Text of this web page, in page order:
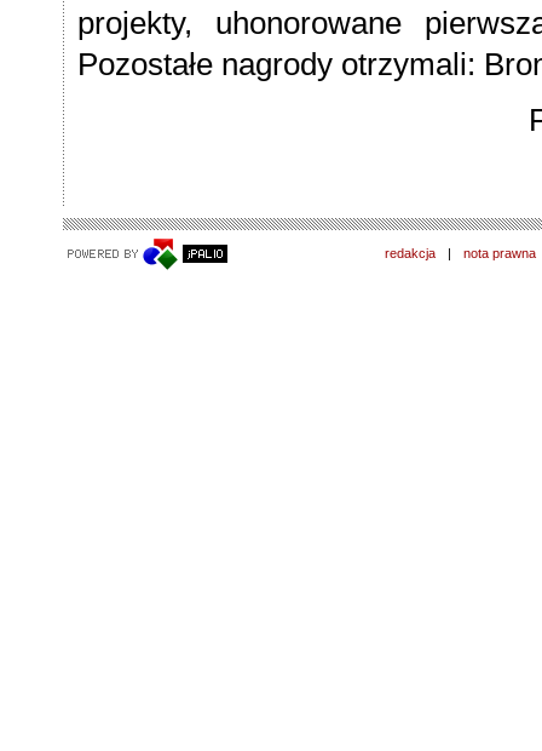
projekty, uhonorowane
Pozostałe nagrody otrzymali:
redakcja | nota prawna